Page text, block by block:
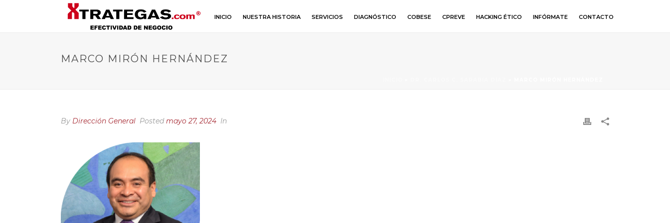
INICIO NUESTRA HISTORIA SERVICIOS DIAGNÓSTICO COBESE CPREVE HACKING ÉTICO INFÓRMATE CONTACTO
MARCO MIRÓN HERNÁNDEZ
By Dirección General Postedmayo 27, 2024 In